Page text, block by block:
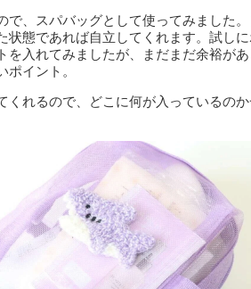
で、スパバッグとして使ってみました
状態であれば自立してくれます。試し
入れてみましたが、まだまだ余裕があ
イント。
くれるので、どこに何が入っているの